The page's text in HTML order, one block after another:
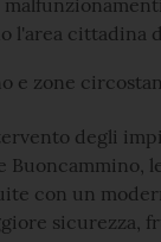
l'area cittadina
e zone
degli
Buoncammino,
con un
sicurezza,